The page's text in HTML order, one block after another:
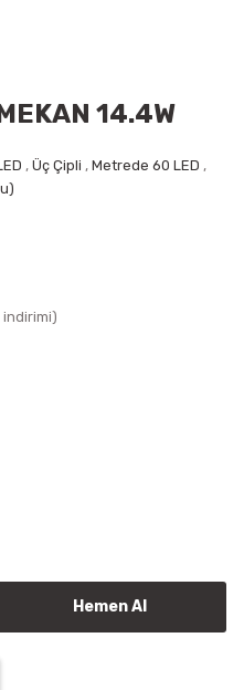
14.4W
,Üç Çipli ,Metrede 60 LED ,
indirimi)
Hemen Al